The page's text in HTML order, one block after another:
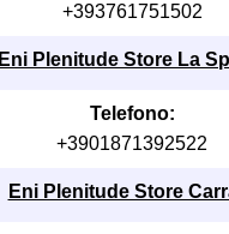
+393761751502
Eni Plenitude Store La
Telefono:
+3901871392522
Eni Plenitude Store